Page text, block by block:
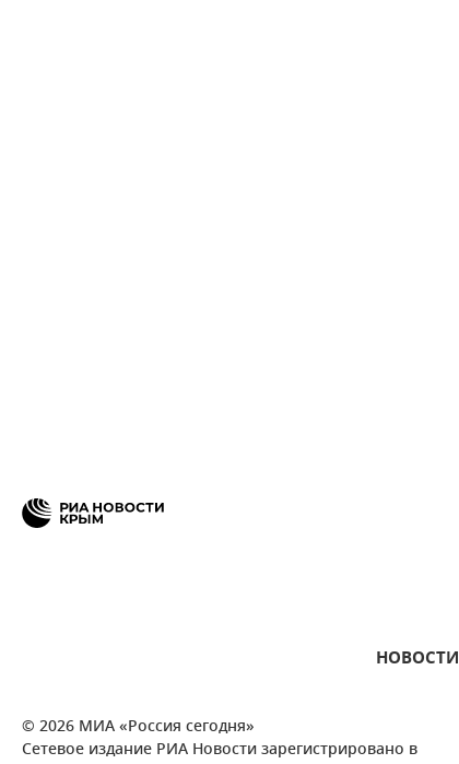
НОВОСТИ
© 2026 МИА «Россия сегодня»
Сетевое издание РИА Новости зарегистрировано в